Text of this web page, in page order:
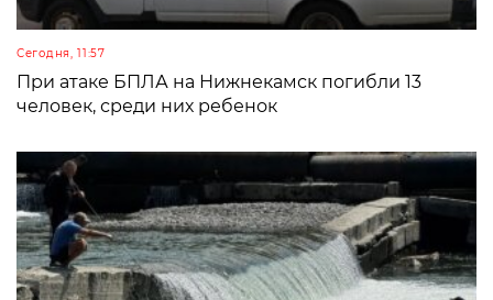
Сегодня, 11:57
При атаке БПЛА на Нижнекамск погибли 13
человек, среди них ребенок